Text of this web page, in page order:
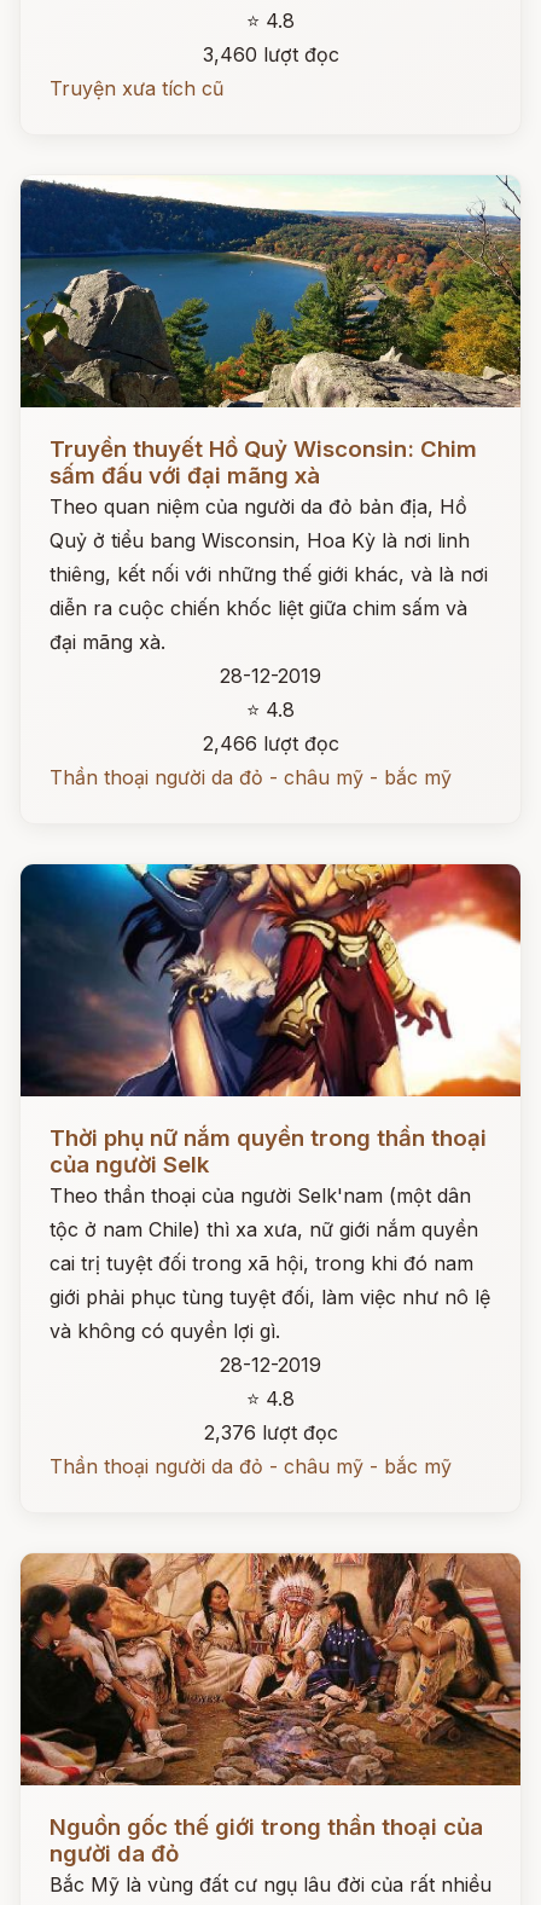
⭐ 4.8
3,460 lượt đọc
Truyện xưa tích cũ
Đọc ngay
Truyền thuyết Hồ Quỷ Wisconsin: Chim
sấm đấu với đại mãng xà
Theo quan niệm của người da đỏ bản địa, Hồ
Quỷ ở tiểu bang Wisconsin, Hoa Kỳ là nơi linh
thiêng, kết nối với những thế giới khác, và là nơi
diễn ra cuộc chiến khốc liệt giữa chim sấm và
đại mãng xà.
28-12-2019
⭐ 4.8
2,466 lượt đọc
Thần thoại người da đỏ - châu mỹ - bắc mỹ
Thời phụ nữ nắm quyền trong thần thoại
của người Selk
Theo thần thoại của người Selk'nam (một dân
tộc ở nam Chile) thì xa xưa, nữ giới nắm quyền
cai trị tuyệt đối trong xã hội, trong khi đó nam
giới phải phục tùng tuyệt đối, làm việc như nô lệ
và không có quyền lợi gì.
28-12-2019
⭐ 4.8
2,376 lượt đọc
Thần thoại người da đỏ - châu mỹ - bắc mỹ
Đọc ngay
Nguồn gốc thế giới trong thần thoại của
người da đỏ
Bắc Mỹ là vùng đất cư ngụ lâu đời của rất nhiều